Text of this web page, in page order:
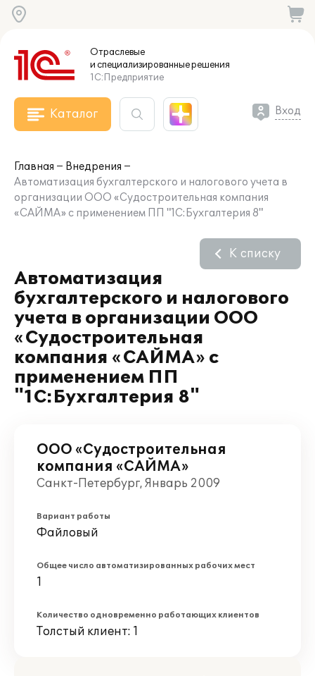
Отраслевые
и специализированныерешения
1С:Предприятие
Каталог Вход
Главная
Внедрения
Автоматизация бухгалтерского и налогового учета в
организации ООО «Судостроительная компания
«САЙМА» с применением ПП "1С:Бухгалтерия 8"
Автоматизация
бухгалтерского и налогового
учета в организации ООО
«Судостроительная
компания «САЙМА» с
применением ПП
"1С:Бухгалтерия 8"
К списку
ООО «Судостроительная
компания «САЙМА»
Санкт-Петербург, Январь 2009
Вариант работы
Файловый
Общее число автоматизированных рабочих мест
1
Количество одновременно работающих клиентов
Толстый клиент: 1